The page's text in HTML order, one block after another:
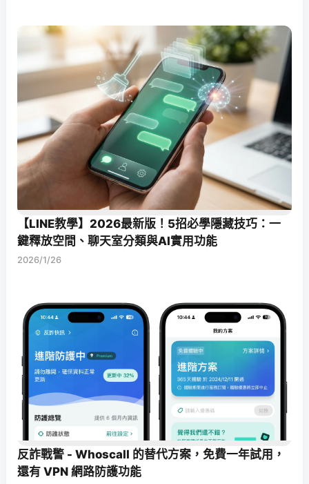
【LINE教學】2026最新版！5招必學隱藏技巧：一
鍵釋放空間、聊天室分類與AI實用功能
2026/1/26
反詐戰警 - Whoscall 的替代方案，免費一年試用，
還有 VPN 網路防護功能